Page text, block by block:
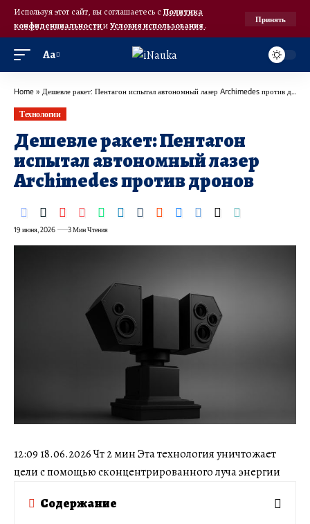
Используя этот сайт, вы соглашаетесь с Политика
конфиденциальностииУсловия использования.
Принять
Аа
Home » Дешевле ракет: Пентагон испытал автономный лазер Archimedes против дронов
Технологии
Дешевле ракет: Пентагон
испытал автономный лазер
Archimedes против дронов
19 июня, 2026 3 Мин Чтения
12:09 18.06.2026 Чт 2 мин Эта технология уничтожает
цели с помощью сконцентрированного луча энергии
Содержание